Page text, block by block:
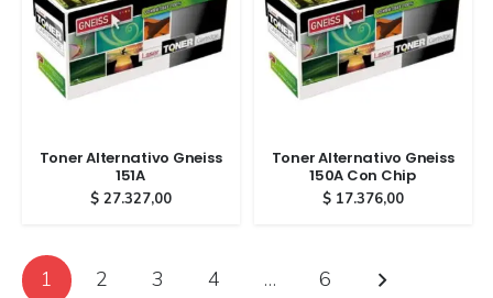
Toner Alternativo Gneiss
151A
$27.327,00
Toner Alternativo Gneiss
150A Con Chip
$17.376,00
1 2 3 4 … 6